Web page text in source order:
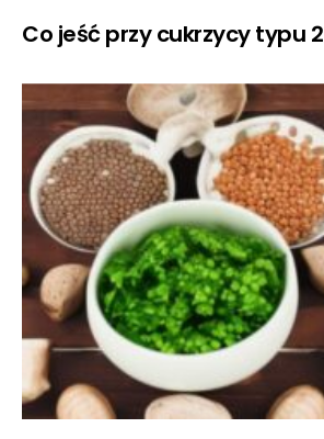
Co jeść przy cukrzycy typu 2